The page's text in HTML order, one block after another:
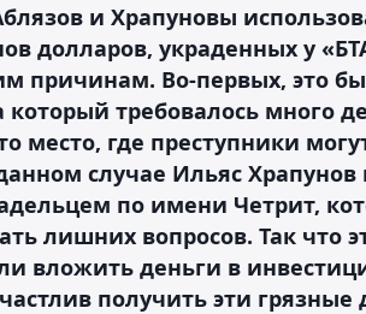
и Храпуновы
долларов, украденных у
причинам. Во-первых, это
требовалось много
место, где преступники
случае Ильяс Храпунов
по имени Четрит,
лишних вопросов. Так что
вложить деньги в
получить эти грязные